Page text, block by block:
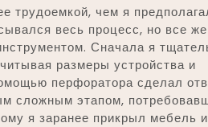
трудоемкой, чем я
весь процесс, но все же
Сначала я
размеры устройства и
перфоратора сделал
сложным этапом,
я заранее прикрыл мебель